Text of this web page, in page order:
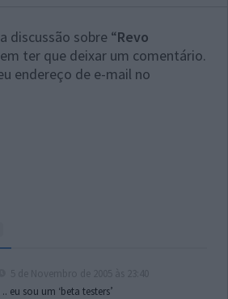
discussão sobre “Revo
ter que deixar um comentário.
endereço de e-mail no
eu sou um ‘beta testers’